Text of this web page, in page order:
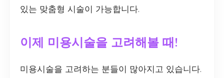
있는 맞춤형 시술이 가능합니다.
이제 미용시술을 고려해볼 때!
미용시술을 고려하는 분들이 많아지고 있습니다.